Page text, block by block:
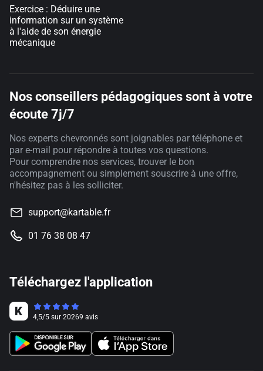
Exercice : Déduire une
information sur un système
à l'aide de son énergie
mécanique
Nos conseillers pédagogiques sont à votre
écoute 7j/7
Nos experts chevronnés sont joignables par téléphone et
par e-mail pour répondre à toutes vos questions.
Pour comprendre nos services, trouver le bon
accompagnement ou simplement souscrire à une offre,
n'hésitez pas à les solliciter.
support@kartable.fr
01 76 38 08 47
Téléchargez l'application
4,5/5 sur 20269 avis